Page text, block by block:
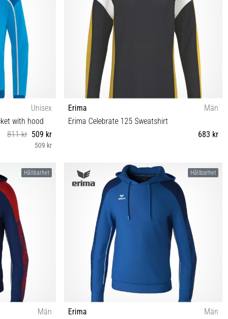
Unisex
with hood
811 kr 509 kr
509 kr
Erima
Män
Erima Celebrate 125 Sweatshirt
683 kr
S M XL L
Hållbarhet
Män
Hållbarhet
Erima
Män